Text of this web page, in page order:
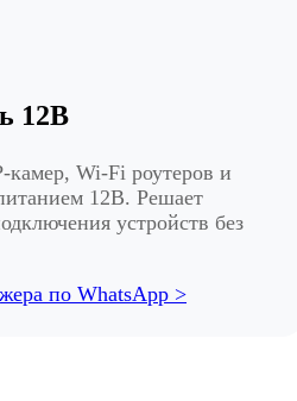
12В
Wi-Fi роутеров и
12В. Решает
устройств без
по WhatsApp >